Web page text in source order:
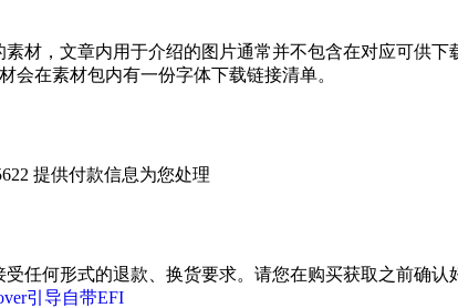
材，文章内用于介绍的图片通常并不包含在对应可供
会在素材包内有一份字体下载链接清单。
提供付款信息为您处理
任何形式的退款、换货要求。请您在购买获取之前确认
引导自带EFI